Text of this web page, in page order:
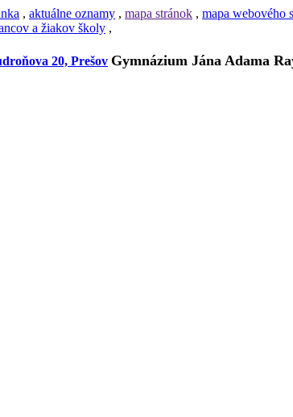
, aktuálne oznamy , mapa stránok , mapa webového
a žiakov školy ,
Gymnázium Jána Adama